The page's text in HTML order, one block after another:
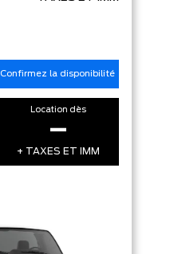
Confirmez la disponibilité
Location dès
–
+ TAXES ET IMM